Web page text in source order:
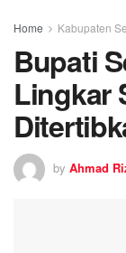
Home Kabupaten
Bupati
Lingkar
by Ahmad